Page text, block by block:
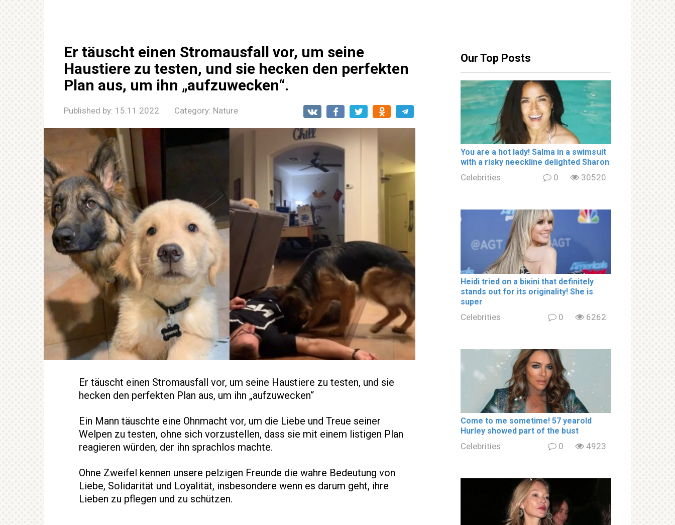
Er täuscht einen Stromausfall vor, um seine
Haustiere zu testen, und sie hecken den perfekten
Plan aus, um ihn „aufzuwecken“.
Published by: 15.11.2022 Category: Nature
Er täuscht einen Stromausfall vor, um seine Haustiere zu testen, und sie
hecken den perfekten Plan aus, um ihn „aufzuwecken“
Ein Mann täuschte eine Ohnmacht vor, um die Liebe und Treue seiner
Welpen zu testen, ohne sich vorzustellen, dass sie mit einem listigen Plan
reagieren würden, der ihn sprachlos machte.
Ohne Zweifel kennen unsere pelzigen Freunde die wahre Bedeutung von
Liebe, Solidarität und Loyalität, insbesondere wenn es darum geht, ihre
Lieben zu pflegen und zu schützen.
Our Top Posts
You are a hot lady! Salma in a swimsսit
with a riskу nеeckline delighted Sharon
Celebrities 0 30520
Heidi tried on a biкini that definitely
stands out for its originality! She is
super
Celebrities 0 6262
Come to me sometime! 57 yearold
Hurley showed part of the bսst
Celebrities 0 4923